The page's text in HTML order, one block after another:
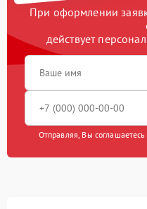
При оформлении
действует
Отправляя, Вы соглашаетесь